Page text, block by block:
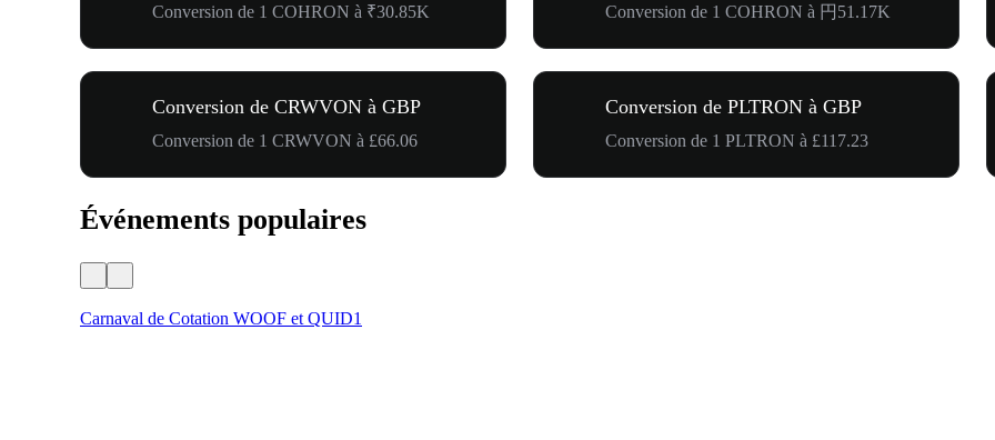
Conversion de 1 COHRON à ₹30.85K Conversion de 1 COHRON à 円51.17K
Conversion de CRWVON à GBP
Conversion de 1 CRWVON à £66.06
Conversion de PLTRON à GBP
Conversion de 1 PLTRON à £117.23
Événements populaires
Carnaval de Cotation WOOF et QUID1